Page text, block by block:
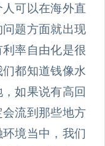
可以在海外直
题方面就出现
率自由化是很
都知道钱像水
如果说有高回
流到那些地方
境当中，我们